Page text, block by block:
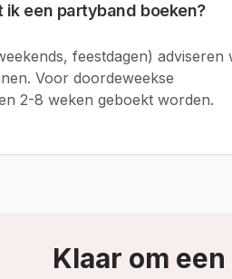
een partyband boeken?
feestdagen) adviseren
Voor doordeweekse
2-8 weken geboekt worden.
Klaar om